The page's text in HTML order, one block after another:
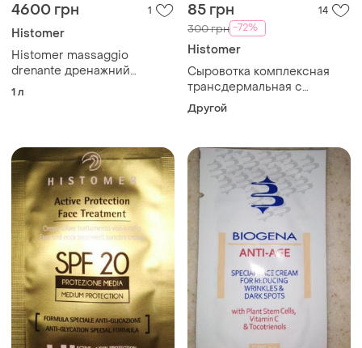
4600 грн 1
Histomer
Histomer massaggio
drenante дренажний
масажний крем, 1000 мл
1 л
85 грн 14
300 грн -72%
Histomer
Сыровотка комплексная
трансдермальная с
витамином с histomer c
serum complex
Другой